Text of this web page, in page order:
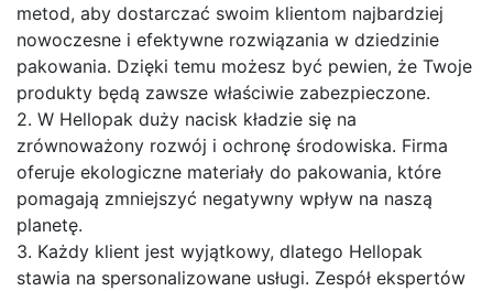
metod, aby dostarczać swoim klientom najbardziej
nowoczesne i efektywne rozwiązania w dziedzinie
pakowania. Dzięki temu możesz być pewien, że Twoje
produkty będą zawsze właściwie zabezpieczone.
2. W Hellopak duży nacisk kładzie się na
zrównoważony rozwój i ochronę środowiska. Firma
oferuje ekologiczne materiały do pakowania, które
pomagają zmniejszyć negatywny wpływ na naszą
planetę.
3. Każdy klient jest wyjątkowy, dlatego Hellopak
stawia na spersonalizowane usługi. Zespół ekspertów